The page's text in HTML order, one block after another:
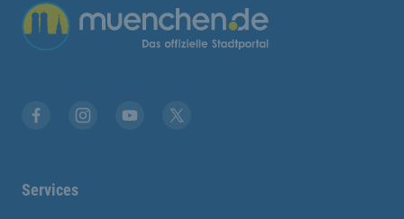
Services